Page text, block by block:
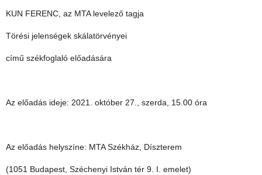
KUN FERENC, az MTA levelező tagja
Törési jelenségek skálatörvényei
című székfoglaló előadására
Az előadás ideje: 2021. október 27., szerda, 15.00 óra
Az előadás helyszíne: MTA Székház, Díszterem
(1051 Budapest, Széchenyi István tér 9. I. emelet)